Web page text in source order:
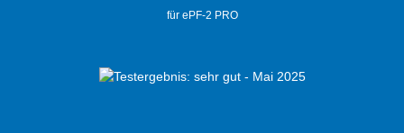
für ePF-2 PRO